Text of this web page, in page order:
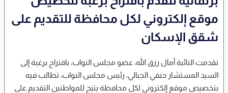
موقع إلكتروني لكل محافظة للتقديم على
شقق الإسكان
تقدمت النائبة آمال رزق الله، عضو مجلس النواب، باقتراح برغبة إلى
السيد المستشار حنفي الجبالي، رئيس مجلس النواب، تطالب فيه
بتخصيص موقع إلكتروني لكل محافظة يتيح للمواطنين التقديم على